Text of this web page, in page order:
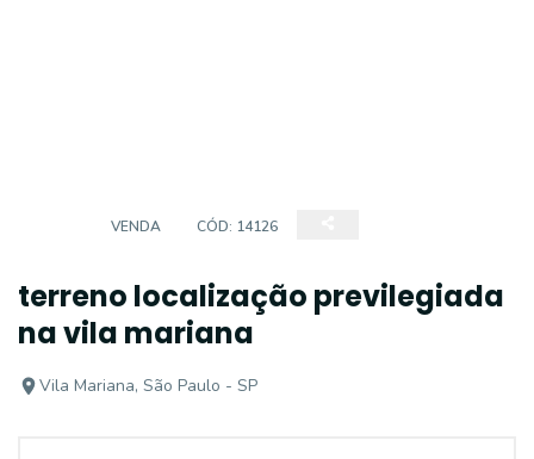
VENDA CÓD: 14126
terreno localização previlegiada
na vila mariana
Vila Mariana, São Paulo - SP